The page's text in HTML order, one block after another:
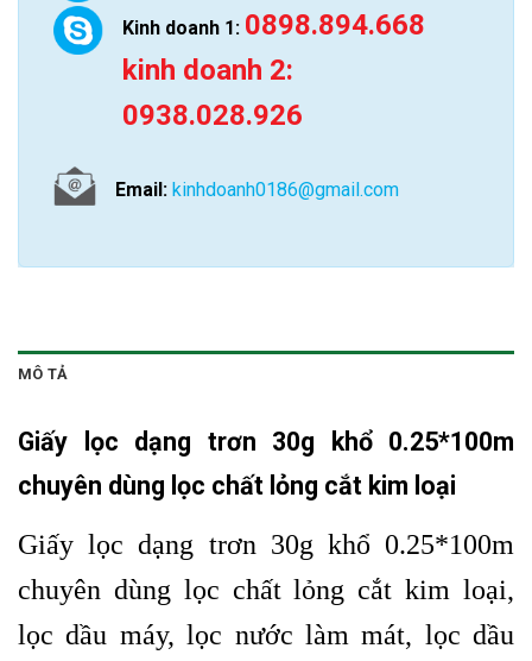
Kinh doanh 1: 0898.894.668
kinh doanh 2:
0938.028.926
Email: kinhdoanh0186@gmail.com
MÔ TẢ
Giấy lọc dạng trơn 30g khổ 0.25*100m
chuyên dùng lọc chất lỏng cắt kim loại
Giấy lọc dạng trơn 30g khổ 0.25*100m
chuyên dùng lọc chất lỏng cắt kim loại,
lọc dầu máy, lọc nước làm mát, lọc dầu